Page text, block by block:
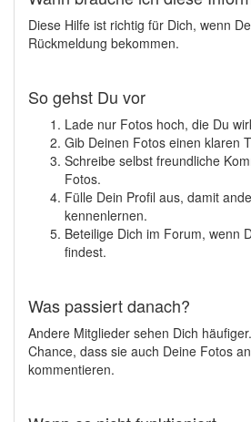
Diese Hilfe ist richtig für Dich, wenn
Rückmeldung bekommen.
So gehst Du vor
Lade nur Fotos hoch, die Du
Gib Deinen Fotos einen klaren
Schreibe selbst freundliche
Fotos.
Fülle Dein Profil aus, damit
kennenlernen.
Beteilige Dich im Forum, wenn
findest.
Was passiert danach?
Andere Mitglieder sehen Dich
Chance, dass sie auch Deine Fotos
kommentieren.